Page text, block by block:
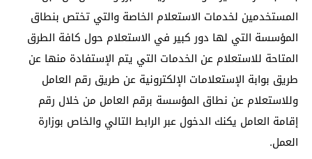
المستخدمين لخدمات الاستعلام الخاصة والتي تختص بنطاق
المؤسسة التي لها دور كبير في الاستعلام حول كافة الطرق
المتاحة للاستعلام عن الخدمات التي يتم الإستفادة منها عن
طريق بوابة الإستعلامات الإلكترونية عن طريق رقم العامل
وللاستعلام عن نطاق المؤسسة برقم العامل من خلال رقم
إقامة العامل يكنك الدخول عبر الرابط التالي والخاص بوزارة
العمل.